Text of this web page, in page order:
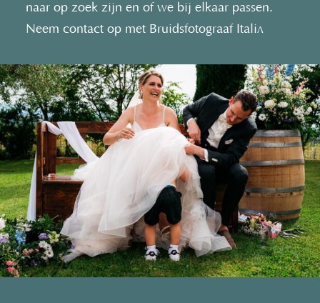
naar op zoek zijn en of we bij elkaar passen.
Neem contact op met Bruidsfotograaf Italië